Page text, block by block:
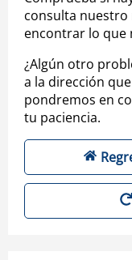
consulta nuestro
encontrar lo que
¿Algún otro
a la dirección
pondremos en
tu paciencia.